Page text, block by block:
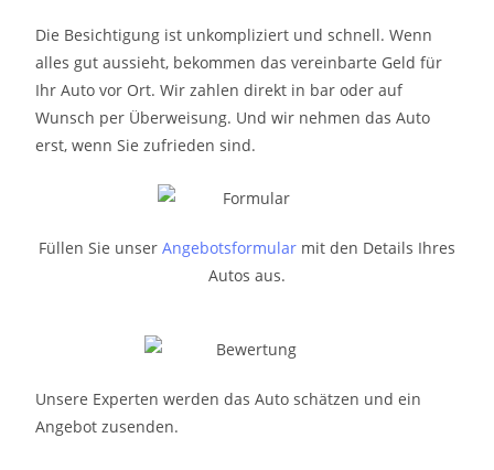
Die Besichtigung ist unkompliziert und schnell. Wenn
alles gut aussieht, bekommen das vereinbarte Geld für
Ihr Auto vor Ort. Wir zahlen direkt in bar oder auf
Wunsch per Überweisung. Und wir nehmen das Auto
erst, wenn Sie zufrieden sind.
Füllen Sie unser Angebotsformular mit den Details Ihres
Autos aus.
Unsere Experten werden das Auto schätzen und ein
Angebot zusenden.